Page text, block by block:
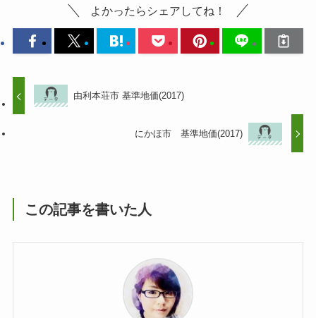
よかったらシェアしてね！
由利本荘市 基準地価(2017)
にかほ市 基準地価(2017)
この記事を書いた人